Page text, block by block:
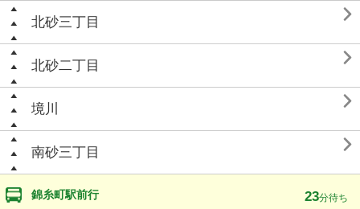
北砂三丁目 
北砂二丁目 
境川 
南砂三丁目 
錦糸町駅前行 23分待ち